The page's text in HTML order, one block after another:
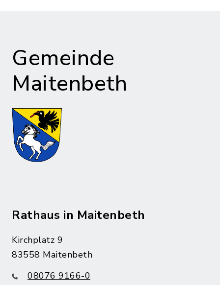
Gemeinde
Maitenbeth
Rathaus in Maitenbeth
Kirchplatz 9
83558 Maitenbeth
08076 9166-0